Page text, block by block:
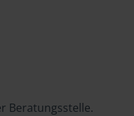
Beratungsstelle.